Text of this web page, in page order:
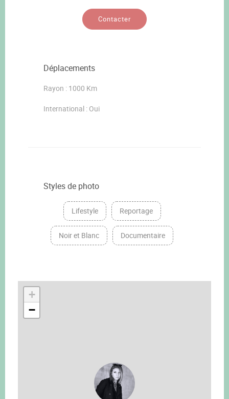
Contacter
Déplacements
Rayon : 1000 Km
International : Oui
Styles de photo
Lifestyle Reportage
Noir et Blanc Documentaire
+
−